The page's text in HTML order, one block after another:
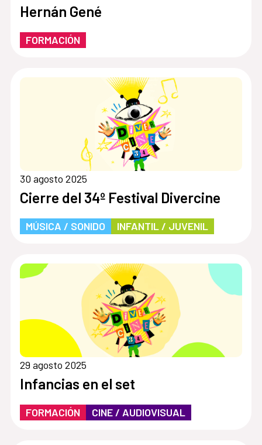
Hernán Gené
FORMACIÓN
30 agosto 2025
Cierre del 34º Festival Divercine
MÚSICA / SONIDO INFANTIL / JUVENIL
29 agosto 2025
Infancias en el set
FORMACIÓN CINE / AUDIOVISUAL